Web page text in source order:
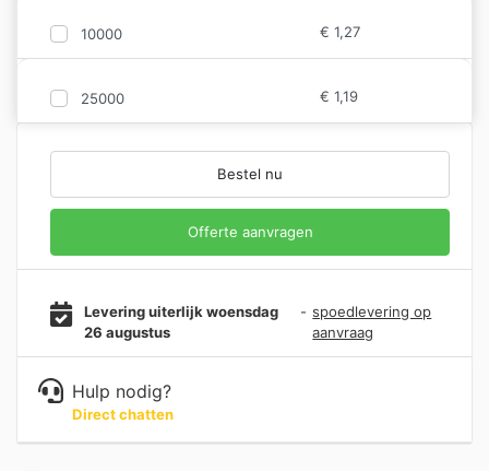
10000 € 1,27
25000 € 1,19
Bestel nu
Offerte aanvragen
Levering uiterlijk woensdag
26 augustus
- spoedlevering op
aanvraag
Hulp nodig?
Direct chatten